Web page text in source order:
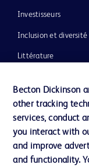
Investisseurs
Inclusion et diversité
Littérature
Notre entreprise
Éthique et
Assistance
Becton Dickinson
other tracking
services, conduct
you interact with
and improve
and functionality.